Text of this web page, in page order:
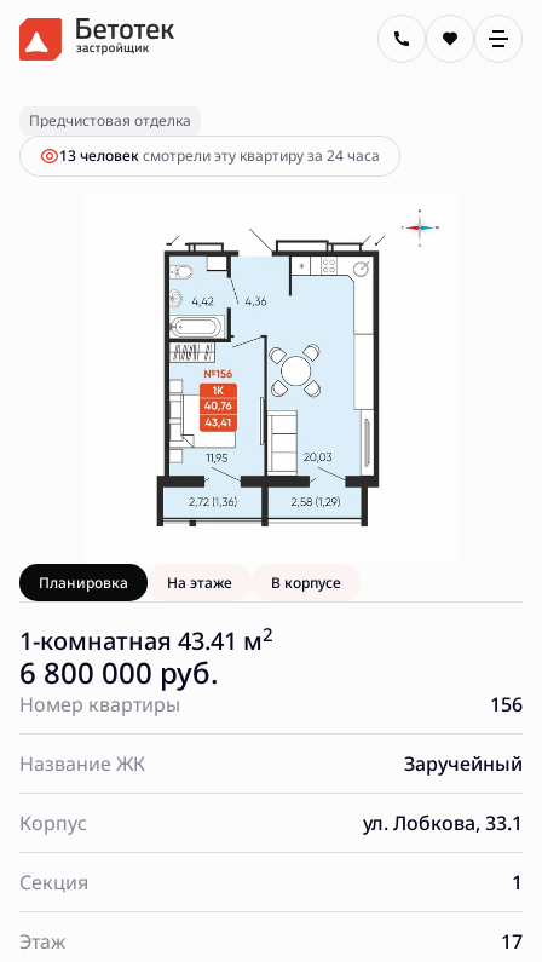
1-комнатная43.41 м 6 800 000 руб.
Предчистовая отделка
13 человексмотрели эту квартиру за 24 часа
Планировка На этаже В корпусе
1-комнатная 43.41 м2
6 800 000 руб.
Номер квартиры 156
Название ЖК Заручейный
Корпус ул. Лобкова, 33.1
Секция 1
Этаж 17